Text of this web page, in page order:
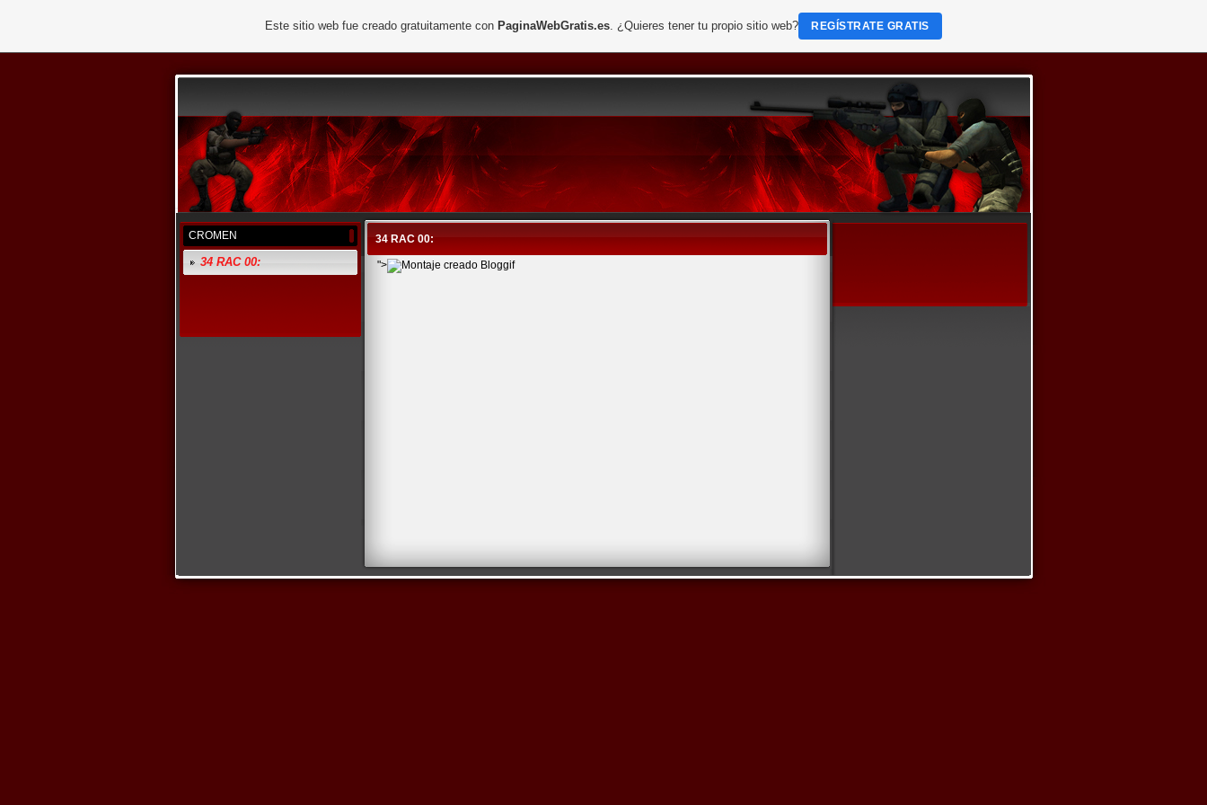
CROMEN
34 RAC 00:
34 RAC 00:
">
Este sitio web fue creado gratuitamente con PaginaWebGratis.es. ¿Quieres tener tu propio sitio web? REGÍSTRATE GRATIS